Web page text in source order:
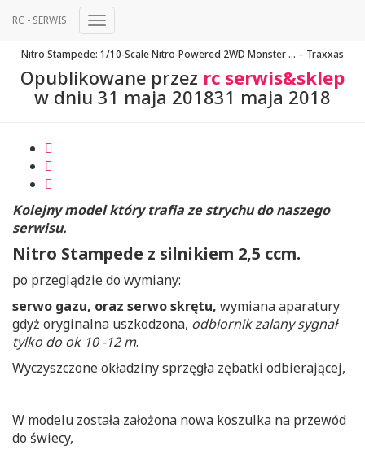
RC - SERWIS
Przełącz
Nawigację
Nitro Stampede: 1/10-Scale Nitro-Powered 2WD Monster … – Traxxas
Opublikowane przez rc serwis&sklep
w dniu 31 maja 201831 maja 2018
Kolejny model który trafia ze strychu do naszego
serwisu.
Nitro Stampede z silnikiem 2,5 ccm.
po przeglądzie do wymiany:
serwo gazu, oraz serwo skrętu, wymiana aparatury
gdyż oryginalna uszkodzona, odbiornik zalany sygnał
tylko do ok 10 -12 m.
Wyczyszczone okładziny sprzęgła zębatki odbierającej,
W modelu została założona nowa koszulka na przewód
do świecy,